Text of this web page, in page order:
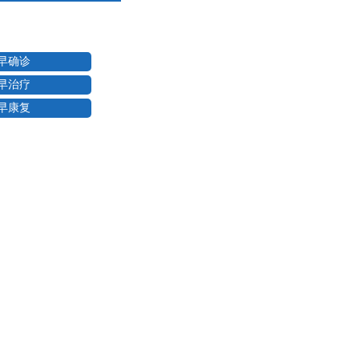
确诊
治疗
康复